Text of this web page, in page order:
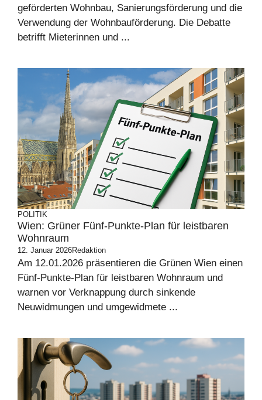
geförderten Wohnbau, Sanierungsförderung und die
Verwendung der Wohnbauförderung. Die Debatte
betrifft Mieterinnen und ...
POLITIK
Wien: Grüner Fünf-Punkte-Plan für leistbaren
Wohnraum
12. Januar 2026Redaktion
Am 12.01.2026 präsentieren die Grünen Wien einen
Fünf-Punkte-Plan für leistbaren Wohnraum und
warnen vor Verknappung durch sinkende
Neuwidmungen und umgewidmete ...